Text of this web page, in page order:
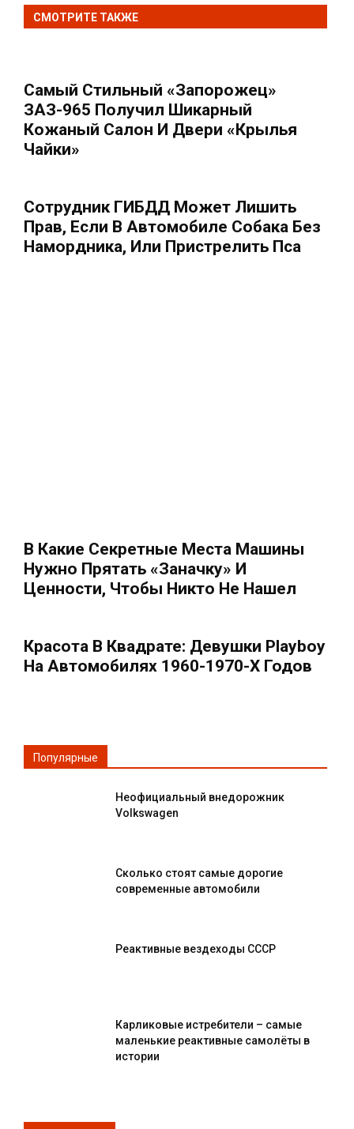
СМОТРИТЕ ТАКЖЕ
Самый Стильный «Запорожец»
ЗАЗ-965 Получил Шикарный
Кожаный Салон И Двери «Крылья
Чайки»
Сотрудник ГИБДД Может Лишить
Прав, Если В Автомобиле Собака Без
Намордника, Или Пристрелить Пса
В Какие Секретные Места Машины
Нужно Прятать «заначку» И
Ценности, Чтобы Никто Не Нашел
Красота В Квадрате: Девушки Playboy
На Автомобилях 1960-1970-Х Годов
Популярные
Неофициальный внедорожник
Volkswagen
Сколько стоят самые дорогие
современные автомобили
Реактивные вездеходы СССР
Карликовые истребители – самые
маленькие реактивные самолёты в
истории